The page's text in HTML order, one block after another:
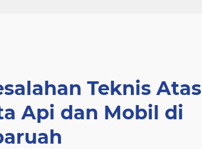
Teknis Atas
Api dan Mobil di